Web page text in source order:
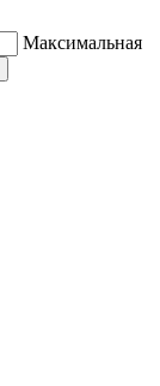
Максимальная